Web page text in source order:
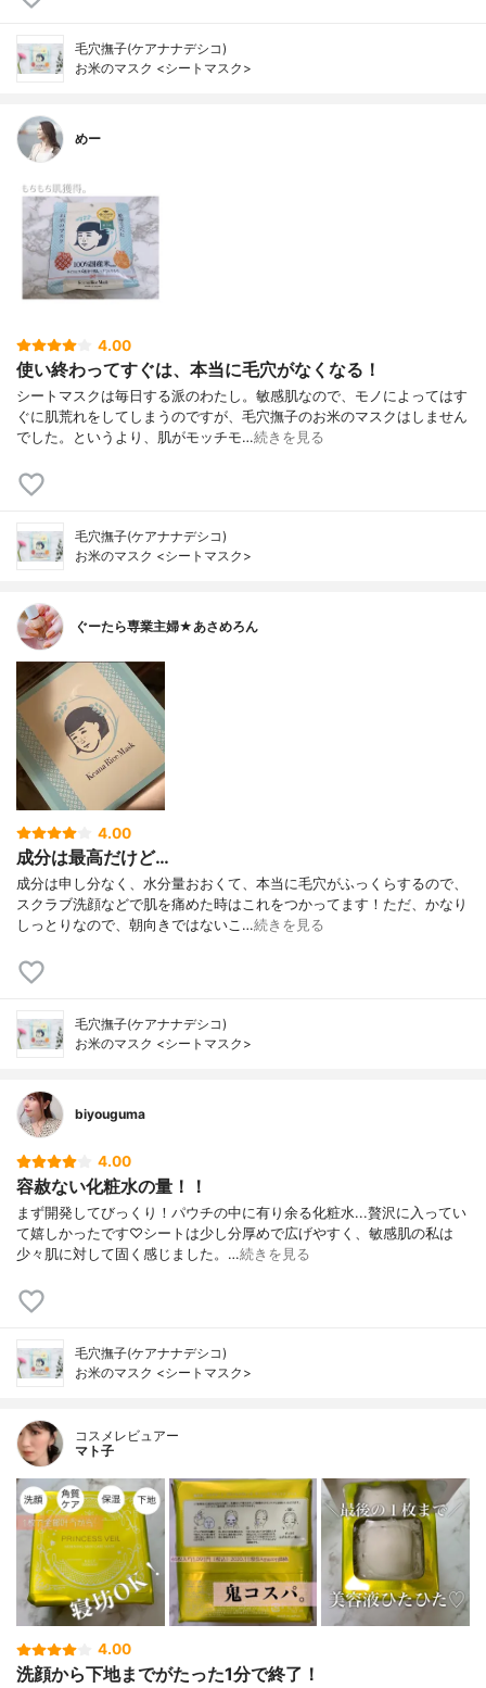
毛穴撫子(ケアナナデシコ)
お米のマスク <シートマスク>
めー
4.00
使い終わってすぐは、本当に毛穴がなくなる！
シートマスクは毎日する派のわたし。敏感肌なので、モノによってはす
ぐに肌荒れをしてしまうのですが、毛穴撫子のお米のマスクはしません
でした。というより、肌がモッチモ…続きを見る
毛穴撫子(ケアナナデシコ)
お米のマスク <シートマスク>
ぐーたら専業主婦★あさめろん
4.00
成分は最高だけど…
成分は申し分なく、水分量おおくて、本当に毛穴がふっくらするので、
スクラブ洗顔などで肌を痛めた時はこれをつかってます！ただ、かなり
しっとりなので、朝向きではないこ…続きを見る
毛穴撫子(ケアナナデシコ)
お米のマスク <シートマスク>
biyouguma
4.00
容赦ない化粧水の量！！
まず開発してびっくり！パウチの中に有り余る化粧水...贅沢に入ってい
て嬉しかったです♡シートは少し分厚めで広げやすく、敏感肌の私は
少々肌に対して固く感じました。…続きを見る
毛穴撫子(ケアナナデシコ)
お米のマスク <シートマスク>
コスメレビュアー
マト子
4.00
洗顔から下地までがたった1分で終了！